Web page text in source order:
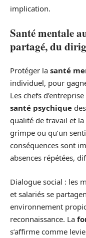
implication.
Santé mentale
partagé, du
Protéger la santé
individuel, pour
Les chefs
santé psychique
qualité de travail et
grimpe ou qu’un
conséquences sont
absences répétées,
Dialogue social : les
et salariés se
environnement
reconnaissance. La
s’affirme comme